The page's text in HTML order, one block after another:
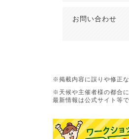
お問い合わせ
※掲載内容に誤りや修正な
※天候や主催者様の都合
最新情報は公式サイト等